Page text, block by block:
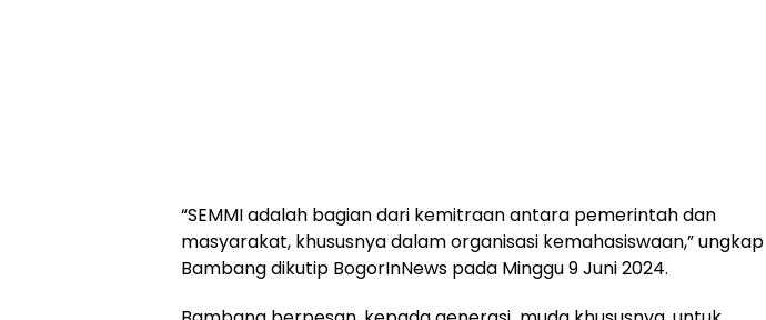
“SEMMI adalah bagian dari kemitraan antara pemerintah dan
masyarakat, khususnya dalam organisasi kemahasiswaan,” ungkap
Bambang dikutip BogorInNews pada Minggu 9 Juni 2024.